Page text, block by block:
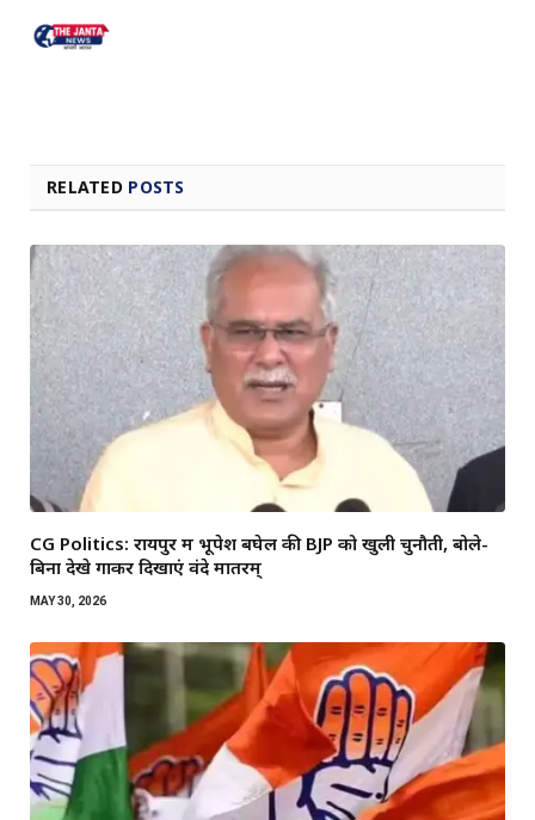
RELATED POSTS
CG Politics: रायपुर में भूपेश बघेल की BJP को खुली चुनौती, बोले-
बिना देखे गाकर दिखाएं वंदे मातरम्
MAY 30, 2026